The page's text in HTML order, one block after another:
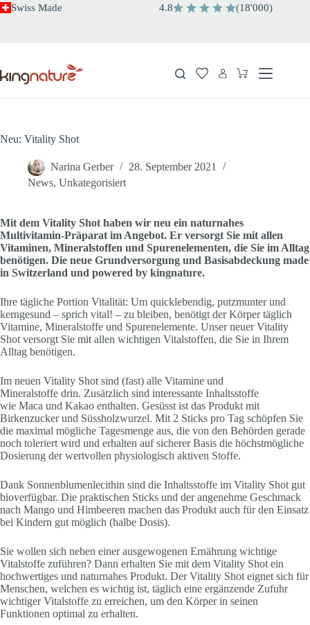
ZumSwiss Made 4.8 (18'000)
Warenkorb
Neu: Vitality Shot
Narina Gerber
28. September 2021
News, Unkategorisiert
Mit dem Vitality Shot haben wir neu ein naturnahes
Multivitamin-Präparat im Angebot. Er versorgt Sie mit allen
Vitaminen, Mineralstoffen und Spurenelementen, die Sie im Alltag
benötigen. Die neue Grundversorgung und Basisabdeckung made
in Switzerland und powered by kingnature.
Ihre tägliche Portion Vitalität: Um quicklebendig, putzmunter und
kerngesund – sprich vital! – zu bleiben, benötigt der Körper täglich
Vitamine, Mineralstoffe und Spurenelemente. Unser neuer Vitality
Shot versorgt Sie mit allen wichtigen Vitalstoffen, die Sie in Ihrem
Alltag benötigen.
Im neuen Vitality Shot sind (fast) alle Vitamine und
Mineralstoffe drin. Zusätzlich sind interessante Inhaltsstoffe
wie Maca und Kakao enthalten. Gesüsst ist das Produkt mit
Birkenzucker und Süssholzwurzel. Mit 2 Sticks pro Tag schöpfen Sie
die maximal mögliche Tagesmenge aus, die von den Behörden gerade
noch toleriert wird und erhalten auf sicherer Basis die höchstmögliche
Dosierung der wertvollen physiologisch aktiven Stoffe.
Dank Sonnenblumenlecithin sind die Inhaltsstoffe im Vitality Shot gut
bioverfügbar. Die praktischen Sticks und der angenehme Geschmack
nach Mango und Himbeeren machen das Produkt auch für den Einsatz
bei Kindern gut möglich (halbe Dosis).
Sie wollen sich neben einer ausgewogenen Ernährung wichtige
Vitalstoffe zuführen? Dann erhalten Sie mit dem Vitality Shot ein
hochwertiges und naturnahes Produkt. Der Vitality Shot eignet sich für
Menschen, welchen es wichtig ist, täglich eine ergänzende Zufuhr
wichtiger Vitalstoffe zu erreichen, um den Körper in seinen
Funktionen optimal zu erhalten.